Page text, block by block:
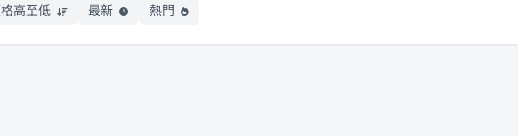
高至低 最新 熱門